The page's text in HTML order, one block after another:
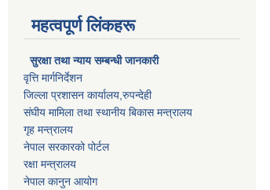
महत्वपूर्ण लिंकहरू
सुरक्षा तथा न्याय सम्बन्धी जानकारी
वृत्ति मार्गनिर्देशन
जिल्ला प्रशासन कार्यालय,रुपन्देही
संघीय मामिला तथा स्थानीय बिकास मन्त्रालय
गृह मन्त्रालय
नेपाल सरकारको पोर्टल
रक्षा मन्त्रालय
नेपाल कानुन आयोग